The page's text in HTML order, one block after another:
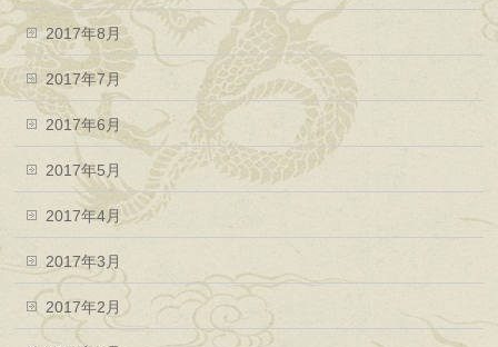
2017年8月
2017年7月
2017年6月
2017年5月
2017年4月
2017年3月
2017年2月